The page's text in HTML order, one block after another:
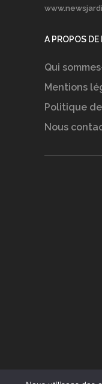
A PROPOS
Qui
Mentions
Politique
Nous